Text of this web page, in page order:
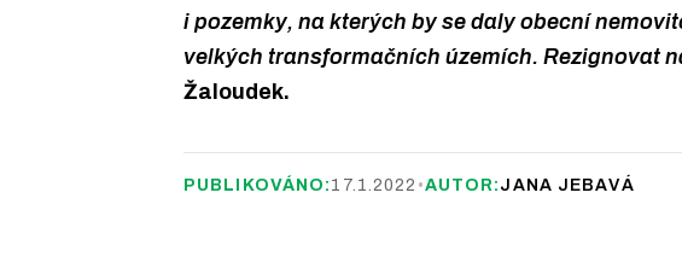
i pozemky, na kterých by se daly obecní
velkých transformačních územích. Rezignovat
Žaloudek.
PUBLIKOVÁNO: 17.1.2022 •AUTOR: JANA JEBAVÁ